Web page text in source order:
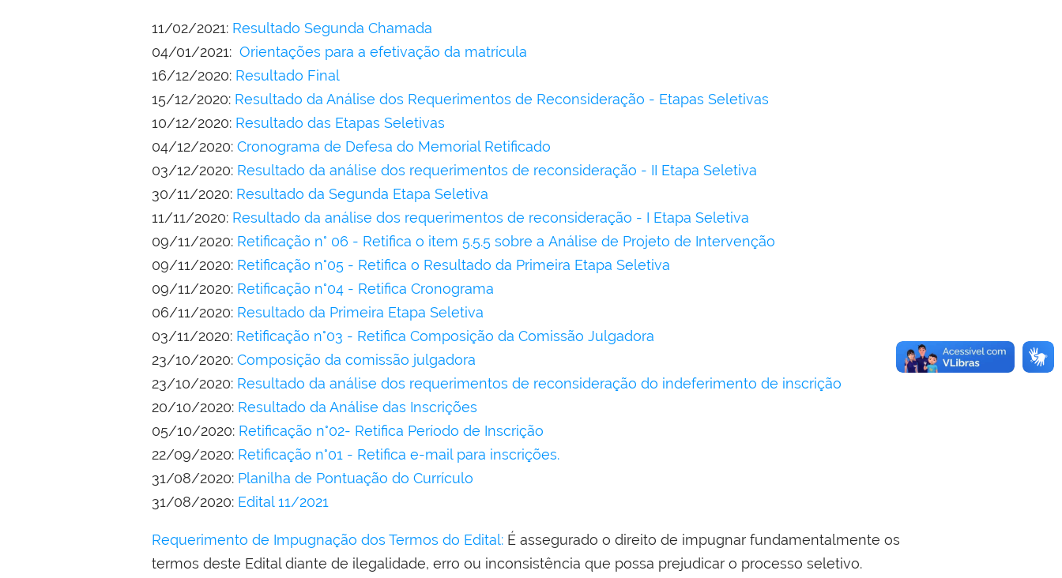
11/02/2021: Resultado Segunda Chamada
04/01/2021: Orientações para a efetivação da matrícula
16/12/2020: Resultado Final
15/12/2020: Resultado da Análise dos Requerimentos de Reconsideração - Etapas Seletivas
10/12/2020: Resultado das Etapas Seletivas
04/12/2020: Cronograma de Defesa do Memorial Retificado
03/12/2020: Resultado da análise dos requerimentos de reconsideração - II Etapa Seletiva
30/11/2020: Resultado da Segunda Etapa Seletiva
11/11/2020: Resultado da análise dos requerimentos de reconsideração - I Etapa Seletiva
09/11/2020: Retificação n° 06 - Retifica o item 5.5.5 sobre a Análise de Projeto de Intervenção
09/11/2020: Retificação n°05 - Retifica o Resultado da Primeira Etapa Seletiva
09/11/2020: Retificação n°04 - Retifica Cronograma
06/11/2020: Resultado da Primeira Etapa Seletiva
03/11/2020: Retificação n°03 - Retifica Composição da Comissão Julgadora
23/10/2020: Composição da comissão julgadora
23/10/2020: Resultado da análise dos requerimentos de reconsideração do indeferimento de inscrição
20/10/2020: Resultado da Análise das Inscrições
05/10/2020: Retificação n°02- Retifica Período de Inscrição
22/09/2020: Retificação n°01 - Retifica e-mail para inscrições.
31/08/2020: Planilha de Pontuação do Currículo
31/08/2020: Edital 11/2021
Requerimento de Impugnação dos Termos do Edital: É assegurado o direito de impugnar fundamentalmente os
termos deste Edital diante de ilegalidade, erro ou inconsistência que possa prejudicar o processo seletivo.